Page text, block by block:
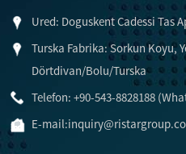
Ured: Doguskent Cadessi Tas
Turska Fabrika: Sorkun Koyu,
Dörtdivan/Bolu/Turska
Telefon: +90-543-8828188
E-mail: